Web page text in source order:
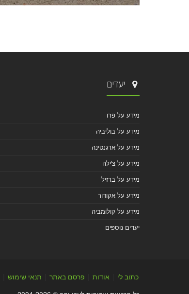
יעדים
מידע על פרו
מידע על בוליביה
מידע על ארגנטינה
מידע על צ'ילה
מידע על ברזיל
מידע על אקודור
מידע על קולומביה
יעדים נוספים
כתוב לי אודות פרסם באתר תנאי שימוש